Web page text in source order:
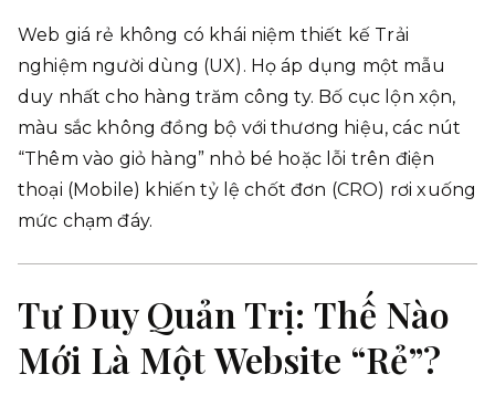
Web giá rẻ không có khái niệm thiết kế Trải
nghiệm người dùng (UX). Họ áp dụng một mẫu
duy nhất cho hàng trăm công ty. Bố cục lộn xộn,
màu sắc không đồng bộ với thương hiệu, các nút
“Thêm vào giỏ hàng” nhỏ bé hoặc lỗi trên điện
thoại (Mobile) khiến tỷ lệ chốt đơn (CRO) rơi xuống
mức chạm đáy.
Tư Duy Quản Trị: Thế Nào
Mới Là Một Website “Rẻ”?